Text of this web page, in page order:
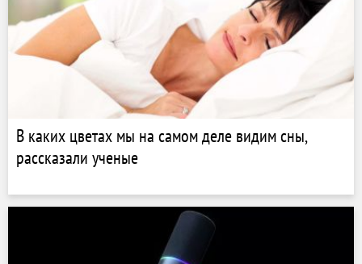
В каких цветах мы на самом деле видим сны,
рассказали ученые